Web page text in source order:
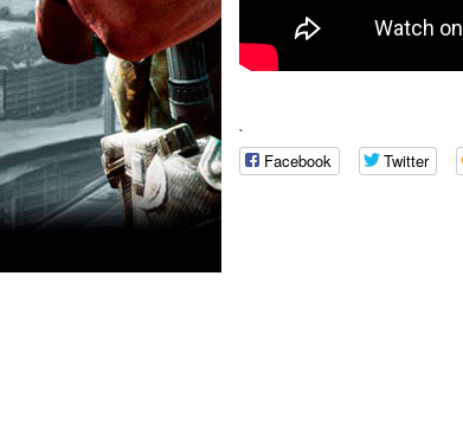
`
Facebook Twitter